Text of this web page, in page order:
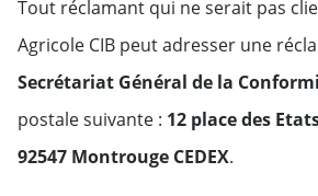
Tout réclamant qui ne serait pas
Agricole CIB peut adresser une
Secrétariat Général de la
postale suivante : 12 place des
92547 Montrouge CEDEX.